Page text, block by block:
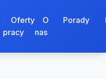
Oferty
pracy
O
nas
Porady